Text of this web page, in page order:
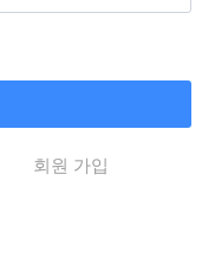
회원 가입